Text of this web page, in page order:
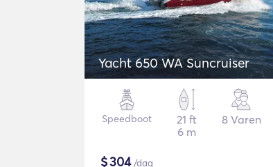
Yacht 650 WA Suncruiser
Speedboot
21 ft
6 m
8 Varen
$304/dag